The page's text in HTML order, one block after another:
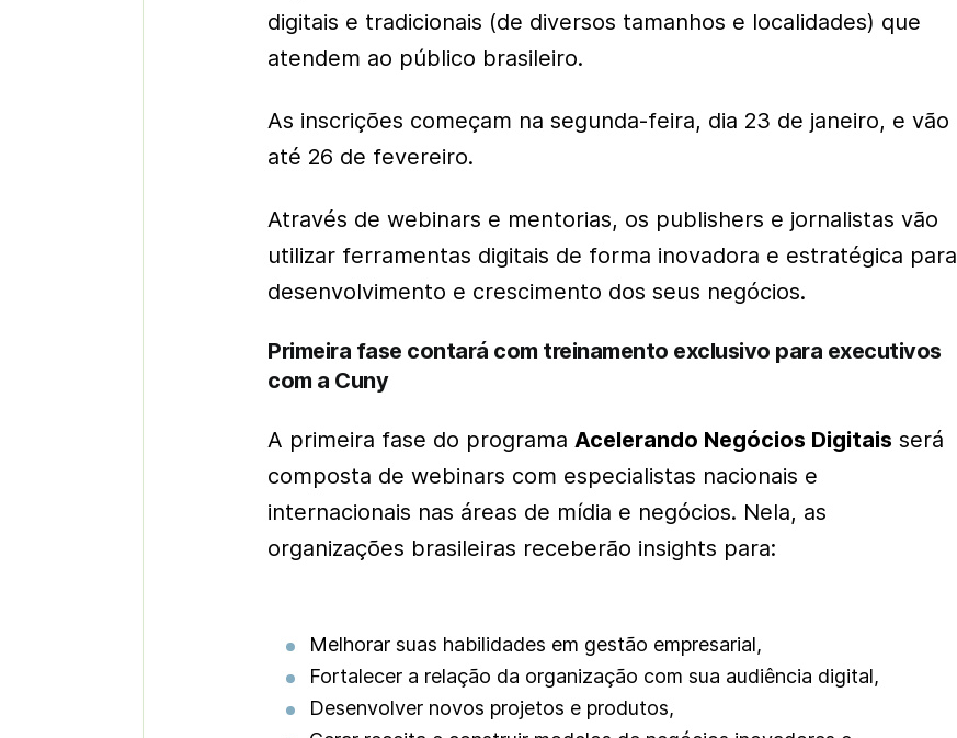
digitais e tradicionais (de diversos tamanhos e localidades) que
atendem ao público brasileiro.
As inscrições começam na segunda-feira, dia 23 de janeiro, e vão
até 26 de fevereiro.
Através de webinars e mentorias, os publishers e jornalistas vão
utilizar ferramentas digitais de forma inovadora e estratégica para
desenvolvimento e crescimento dos seus negócios.
Primeira fase contará com treinamento exclusivo para executivos
com a Cuny
A primeira fase do programaAcelerando Negócios Digitais será
composta de webinars com especialistas nacionais e
internacionais nas áreas de mídia e negócios. Nela, as
organizações brasileiras receberão insights para:
Melhorar suas habilidades em gestão empresarial,
Fortalecer a relação da organização com sua audiência digital,
Desenvolver novos projetos e produtos,